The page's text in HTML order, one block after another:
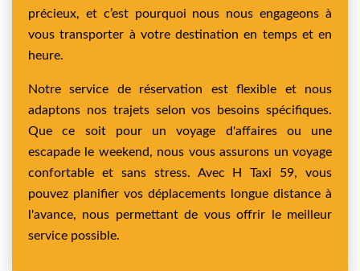
précieux, et c’est pourquoi nous nous engageons à
vous transporter à votre destination en temps et en
heure.
Notre service de réservation est flexible et nous
adaptons nos trajets selon vos besoins spécifiques.
Que ce soit pour un voyage d'affaires ou une
escapade le weekend, nous vous assurons un voyage
confortable et sans stress. Avec H Taxi 59, vous
pouvez planifier vos déplacements longue distance à
l'avance, nous permettant de vous offrir le meilleur
service possible.